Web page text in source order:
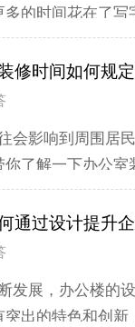
的时间花在了写
情，尤其是写字
修时间如何规
会影响到周围居
了解一下办公室
通过设计提升
发展，办公楼的
出的特色和创新